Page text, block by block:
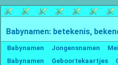
Babynamen: betekenis,
Babynamen Jongensnamen
Babynamen
Geboortekaartjes